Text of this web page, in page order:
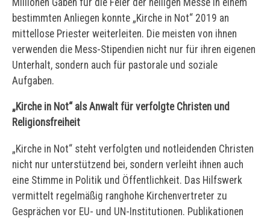
bestimmten Anliegen konnte „Kirche in Not“ 2019 an
mittellose Priester weiterleiten. Die meisten von ihnen
verwenden die Mess-Stipendien nicht nur für ihren eigenen
Unterhalt, sondern auch für pastorale und soziale
Aufgaben.
„Kirche in Not“ als Anwalt für verfolgte Christen und
Religionsfreiheit
„Kirche in Not“ steht verfolgten und notleidenden Christen
nicht nur unterstützend bei, sondern verleiht ihnen auch
eine Stimme in Politik und Öffentlichkeit. Das Hilfswerk
vermittelt regelmäßig ranghohe Kirchenvertreter zu
Gesprächen vor EU- und UN-Institutionen. Publikationen